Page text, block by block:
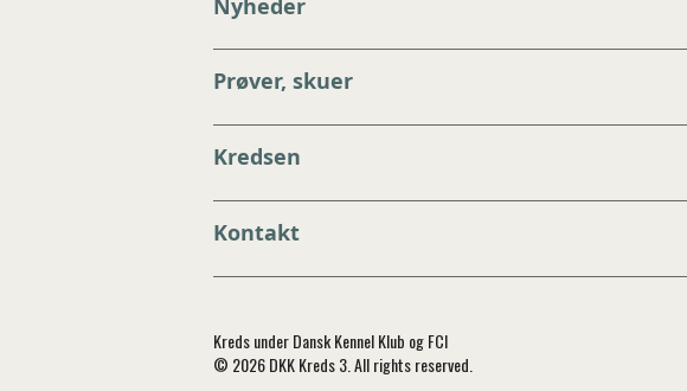
Prøver, skuer
Kredsen
Kontakt
Kreds under Dansk Kennel Klub og FCI
© 2026 DKK Kreds 3. All rights reserved.